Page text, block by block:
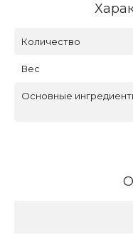
Количество
Вес
Основные